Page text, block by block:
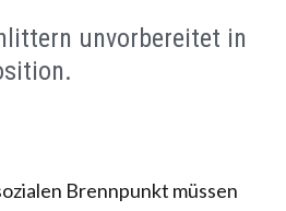
unvorbereitet in
Brennpunkt müssen